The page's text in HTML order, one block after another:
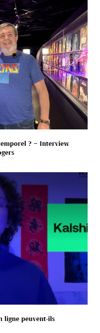
? – Interview
ligne peuvent-ils